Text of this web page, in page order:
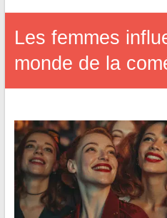
Les femmes
monde de la